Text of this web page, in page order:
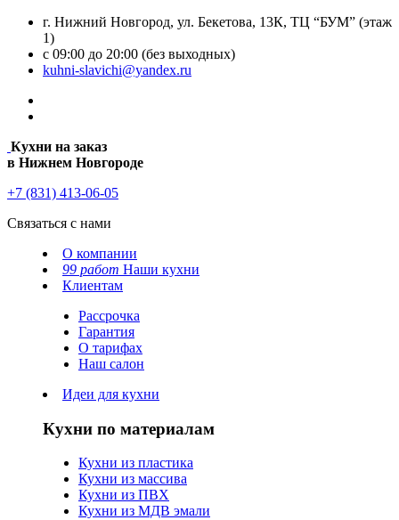
г. Нижний Новгород, ул. Бекетова, 13К, ТЦ “БУМ” (этаж
1)
с 09:00 до 20:00 (без выходных)
kuhni-slavichi@yandex.ru
Кухни на заказ
в Нижнем Новгороде
+7 (831) 413-06-05
Связаться с нами
О компании
99 работ Наши кухни
Клиентам
Рассрочка
Гарантия
О тарифах
Наш салон
Идеи для кухни
Кухни по материалам
Кухни из пластика
Кухни из массива
Кухни из ПВХ
Кухни из МДВ эмали